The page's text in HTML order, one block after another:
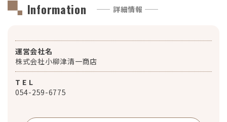
Information —— 詳細情報 ——
運営会社名
株式会社小柳津清一商店
T E L
054-259-6775